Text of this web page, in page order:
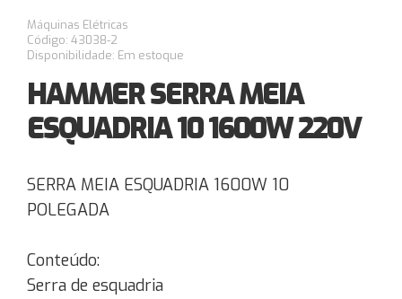
Máquinas Elétricas
Código: 43038-2
Disponibilidade: Em estoque
HAMMER SERRA MEIA
ESQUADRIA 10 1600W 220V
SERRA MEIA ESQUADRIA 1600W 10
POLEGADA
Conteúdo:
Serra de esquadria